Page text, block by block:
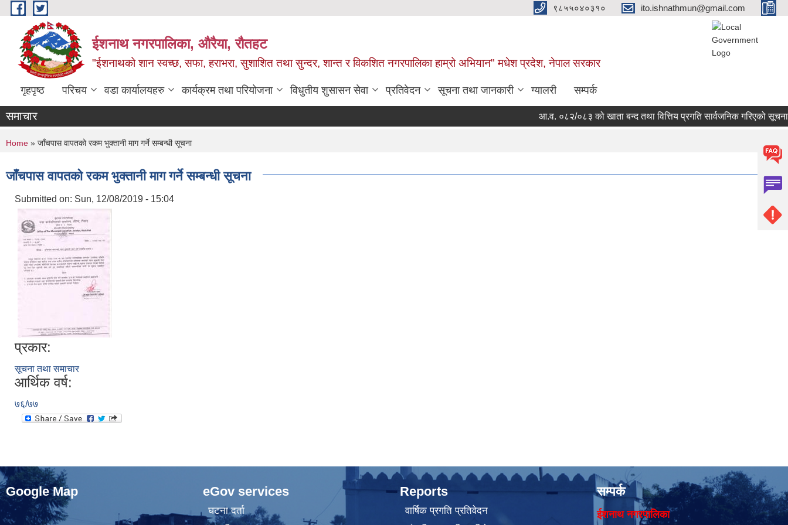
Skip to main content ९८५५०४०३१० ito.ishnathmun@gmail.com
ईशनाथ नगरपालिका, औरैया, रौतहट
"ईशनाथको शान स्वच्छ, सफा, हराभरा, सुशाशित तथा सुन्दर, शान्त र विकशित नगरपालिका हाम्रो अभियान" मधेश प्रदेश, नेपाल सरकार
गृहपृष्ठ परिचय वडा कार्यालयहरु कार्यक्रम तथा परियोजना विधुतीय शुसासन सेवा प्रतिवेदन सूचना तथा जानकारी ग्यालरी सम्पर्क
समाचार आ.व. ०८२/०८३ को खाता बन्द तथा वित्तिय प्रगति सार्वजनिक गरिएको सूचना ।
You are here
Home » जाँचपास वापतको रकम भुक्तानी माग गर्ने सम्बन्धी सूचना
जाँचपास वापतको रकम भुक्तानी माग गर्ने सम्बन्धी सूचना
Submitted on: Sun, 12/08/2019 - 15:04
प्रकार:
सूचना तथा समाचार
आर्थिक वर्ष:
७६/७७
Google Map eGov services
घटना दर्ता
Reports
वार्षिक प्रगति प्रतिवेदन
सम्पर्क
ईशनाथ नगरपालिका